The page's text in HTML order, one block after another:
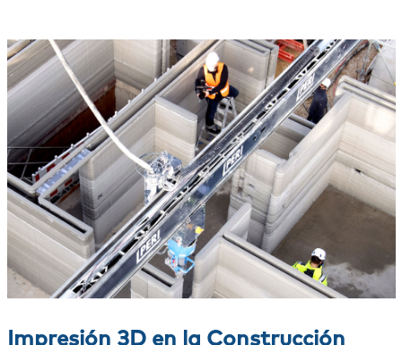
Impresión 3D en la Construcción